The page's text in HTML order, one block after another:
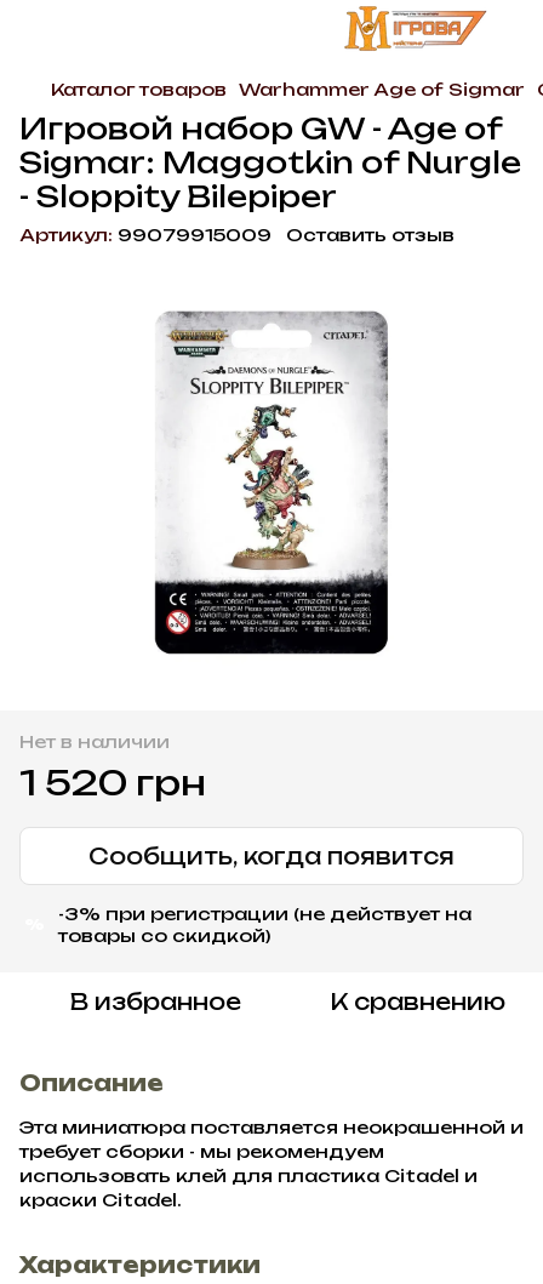
Каталог товаров Warhammer Age of Sigmar
Игровой набор GW - Age of
Sigmar: Maggotkin of Nurgle
- Sloppity Bilepiper
Артикул: 99079915009 Оставить отзыв
Нет в наличии
1 520 грн
Сообщить, когда появится
-3% при регистрации (не действует на
товары со скидкой)
В избранное К сравнению
Описание
Эта миниатюра поставляется неокрашенной и
требует сборки - мы рекомендуем
использовать клей для пластика Citadel и
краски Citadel.
Характеристики